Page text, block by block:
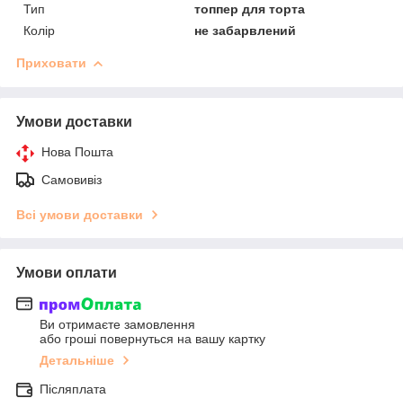
Тип
топпер для торта
Колір
не забарвлений
Приховати
Умови доставки
Нова Пошта
Самовивіз
Всі умови доставки
Умови оплати
Ви отримаєте замовлення
або гроші повернуться на вашу картку
Детальніше
Післяплата